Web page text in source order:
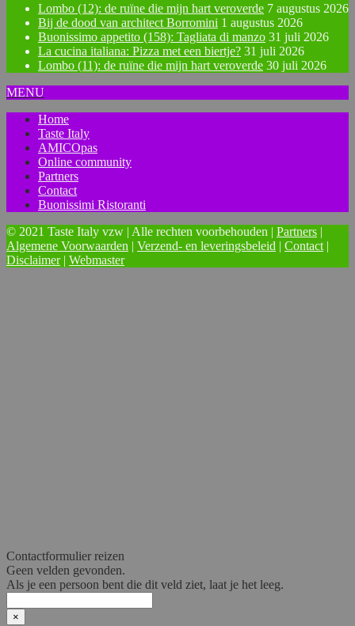
Lombo (12): de ruïne die mijn hart veroverde 7 augustus 2026
Bij de dood van architect Borromini 1 augustus 2026
Buonissimo appetito (158): Tagliata di manzo 31 juli 2026
La cucina italiana: Pizza met een biertje? 31 juli 2026
Lombo (11): de ruïne die mijn hart veroverde 30 juli 2026
MENU
Home
Taste Italy
AMICOpas
Online community
Partners
Contact
Buonissimi Ristoranti
© 2021 Taste Italy vzw | Alle rechten voorbehouden | Partners |
Algemene Voorwaarden | Verzend- en leveringsbeleid | Contact |
Disclaimer| Webmaster
Contactformulier reizen
Geen velden gevonden.
Als je een persoon bent die dit veld ziet, laat je het leeg.
×